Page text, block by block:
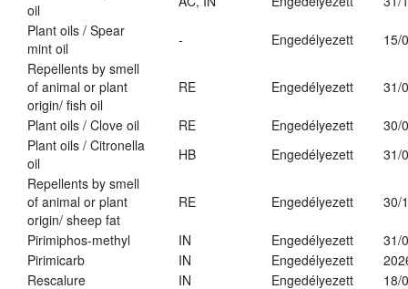
oil
Plant oils / Spear
mint oil
- Engedélyezett
15/
Repellents by smell
of animal or plant
origin/ fish oil
RE Engedélyezett 31/
Plant oils / Clove oil RE Engedélyezett
30/
Plant oils / Citronella
oil
HB Engedélyezett
31/
Repellents by smell
of animal or plant
origin/ sheep fat
RE Engedélyezett 30/
Pirimiphos-methyl IN Engedélyezett
31/
Pirimicarb
IN Engedélyezett
Rescalure
IN Engedélyezett
18/